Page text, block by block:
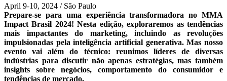
April 9-10, 2024 / São Paulo
Prepare-se para uma experiência transformadora no MMA
Impact Brasil 2024! Nesta edição, exploraremos as tendências
mais impactantes do marketing, incluindo as revoluções
impulsionadas pela inteligência artificial generativa. Mas nosso
evento vai além do técnico: reunimos líderes de diversas
indústrias para discutir não apenas estratégias, mas também
insights sobre negócios, comportamento do consumidor e
tendências de mercado.